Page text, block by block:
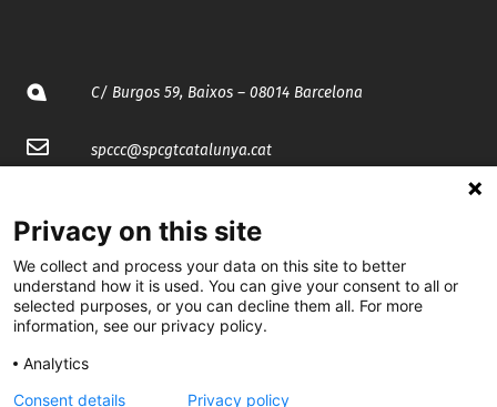
C/ Burgos 59, Baixos – 08014 Barcelona
spccc@spcgtcatalunya.cat
@CGTCatalunya
cgtcatalunya
cgtcatalunya
Privacy on this site
We collect and process your data on this site to better
understand how it is used. You can give your consent to all or
selected purposes, or you can decline them all. For more
information, see our privacy policy.
Analytics
Consent details
Privacy policy